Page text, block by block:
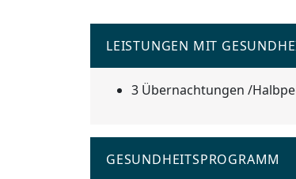
LEISTUNGEN MIT
3 Übernachtungen /
GESUNDHEITSPROGRAMM